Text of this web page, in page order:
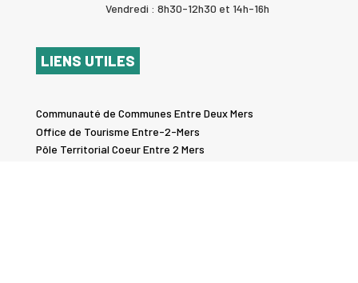
Vendredi : 8h30-12h30 et 14h-16h
LIENS UTILES
Communauté de Communes Entre Deux Mers
Office de Tourisme Entre-2-Mers
Pôle Territorial Coeur Entre 2 Mers